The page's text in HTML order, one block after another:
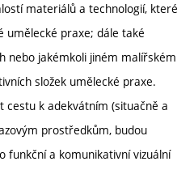
materiálů a technologií, které
umělecké praxe; dále také
nebo jakémkoli jiném malířském
složek umělecké praxe.
cestu k adekvátním (situačně a
prostředkům, budou
funkční a komunikativní vizuální